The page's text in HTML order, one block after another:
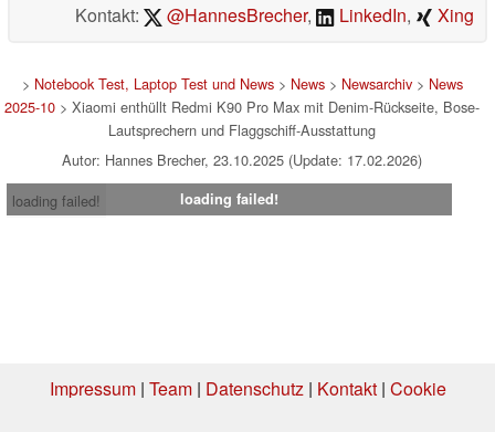
Kontakt:
@HannesBrecher, LinkedIn, Xing
> Notebook Test, Laptop Test und News> News> Newsarchiv> News
2025-10 > Xiaomi enthüllt Redmi K90 Pro Max mit Denim-Rückseite, Bose-
Lautsprechern und Flaggschiff-Ausstattung
Autor: Hannes Brecher, 23.10.2025 (Update: 17.02.2026)
loading failed!
loading failed!
Impressum| Team| Datenschutz| Kontakt| Cookie